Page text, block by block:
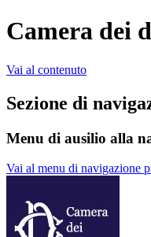
Camera dei
Vai al contenuto
Sezione di
Menu di ausilio alla
Vai al menu di navigazione